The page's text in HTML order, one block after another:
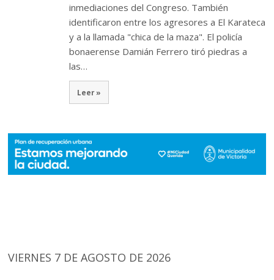
inmediaciones del Congreso. También
identificaron entre los agresores a El Karateca
y a la llamada "chica de la maza". El policía
bonaerense Damián Ferrero tiró piedras a
las…
Leer »
VIERNES 7 DE AGOSTO DE 2026